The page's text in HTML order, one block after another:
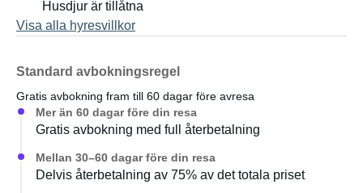
Några specialfunktioner eller utrustning:
NESPRESSO kapselkaffemaskin
Multimediasystem (Android) med 10-tums pekskärm i
förarhytten:
mediauppspelning (ljud/video, etc.) via USB, Bluetooth-
musik (spela musik direkt från din telefon!), Bluetooth
Husdjur är tillåtna
Visa alla hyresvillkor
Standard avbokningsregel
Gratis avbokning fram till 60 dagar före avresa
Mer än 60 dagar före din resa
Gratis avbokning med full återbetalning
Mellan 30–60 dagar före din resa
Delvis återbetalning av 75% av det totala priset